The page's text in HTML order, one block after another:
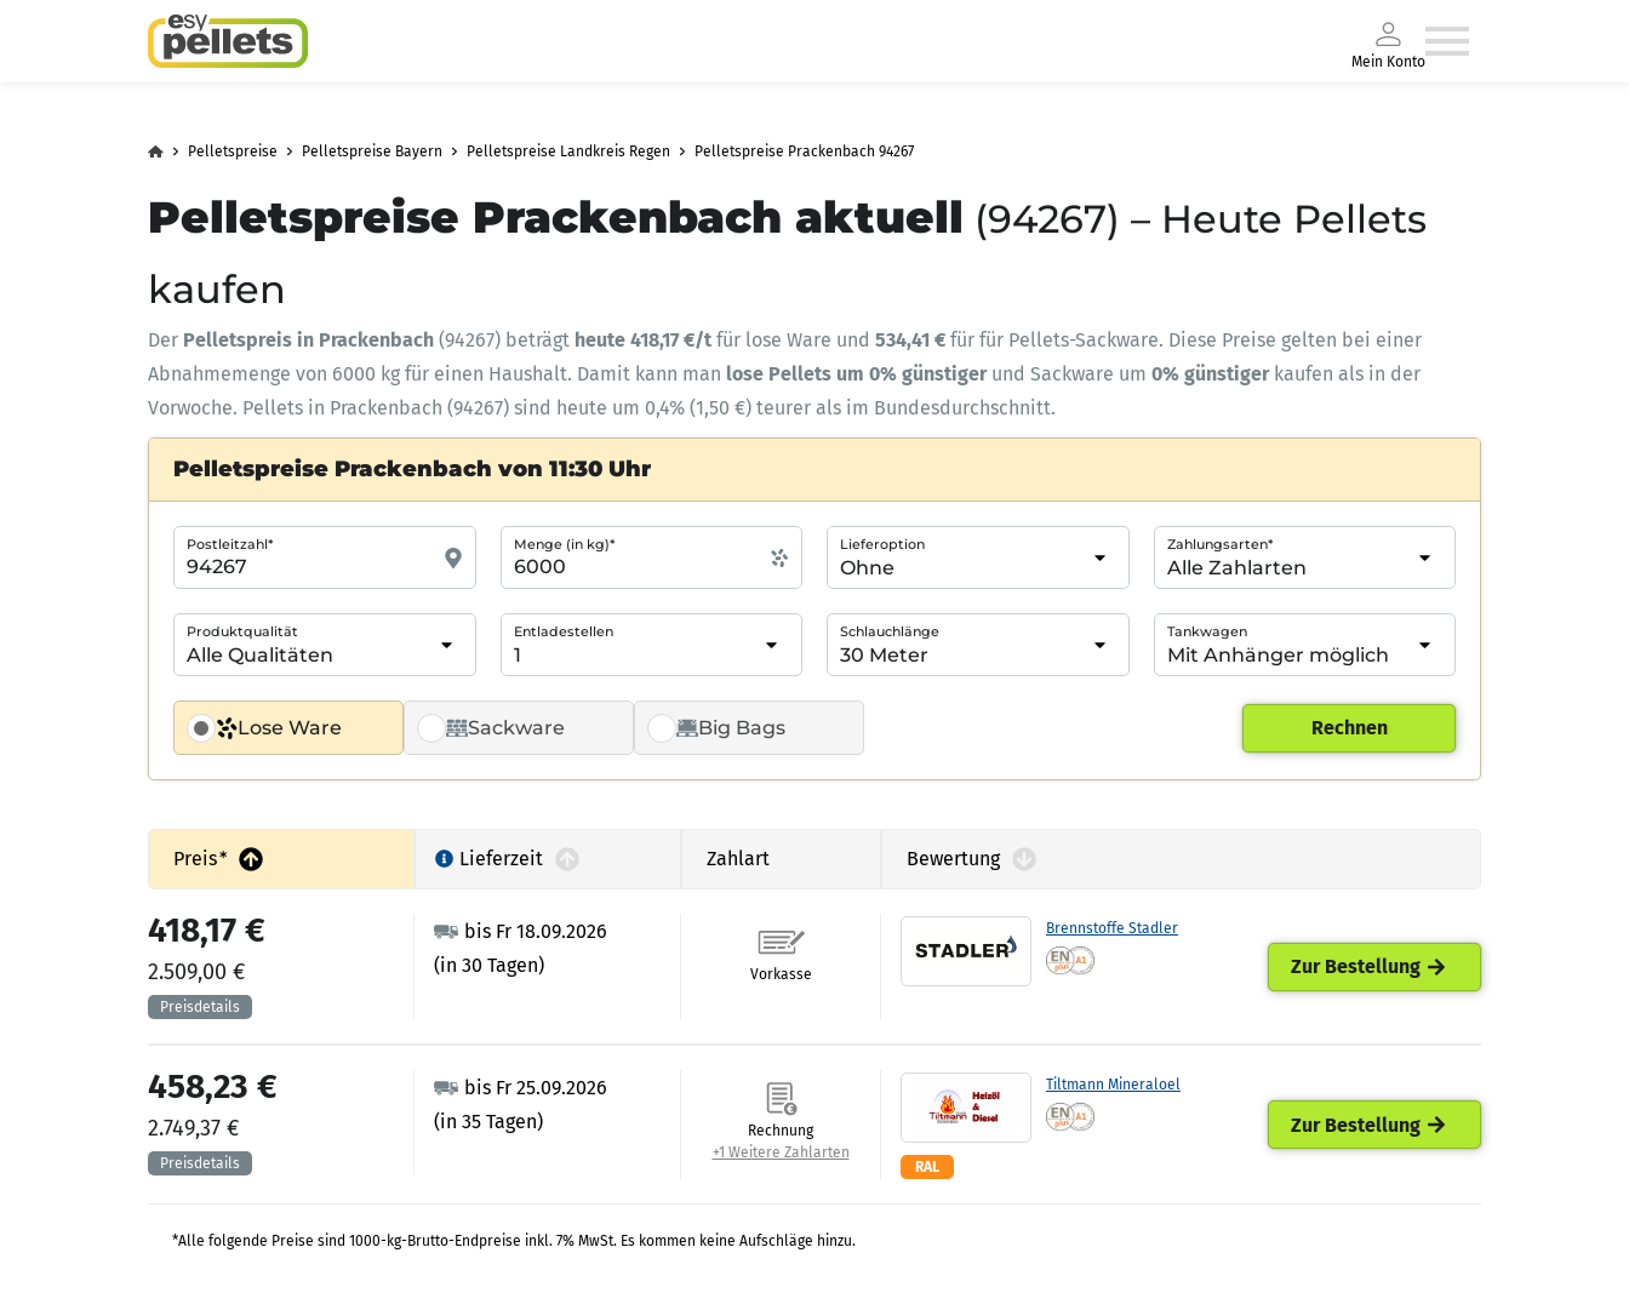
Mein Konto
Pelletspreise Pelletspreise Bayern Pelletspreise Landkreis Regen Pelletspreise Prackenbach 94267
Pelletspreise Prackenbach aktuell (94267) – Heute Pellets
kaufen
Der Pelletspreis in Prackenbach (94267) beträgt heute 418,17 €/t für lose Ware und 534,41 € für für Pellets-Sackware. Diese Preise gelten bei einer
Abnahmemenge von 6000 kg für einen Haushalt. Damit kann man lose Pellets um 0% günstiger und Sackware um 0% günstigerkaufen als in der
Vorwoche. Pellets in Prackenbach (94267) sind heute um 0,4% (1,50 €) teurer als im Bundesdurchschnitt.
Pelletspreise Prackenbach von 11:30 Uhr
Lose Ware Sackware Big Bags
Postleitzahl* Menge (in kg)* Lieferoption Zahlungsarten*
Produktqualität Entladestellen Schlauchlänge Tankwagen
Rechnen
Preis* Lieferzeit Zahlart Bewertung
Brennstoffe Stadler
bis Fr 18.09.2026
(in 30 Tagen)
418,17 €
2.509,00 € Vorkasse Zur Bestellung
Tiltmann Mineraloel
RAL
bis Fr 25.09.2026
(in 35 Tagen)
458,23 €
2.749,37 €
Rechnung
+1 Weitere Zahlarten
Zur Bestellung
*Alle folgende Preise sind 1000-kg-Brutto-Endpreise inkl. 7% MwSt. Es kommen keine Aufschläge hinzu.